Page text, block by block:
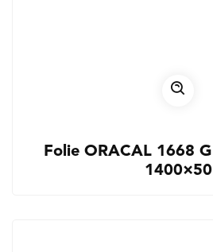
Folie ORACAL 1668
1400×50